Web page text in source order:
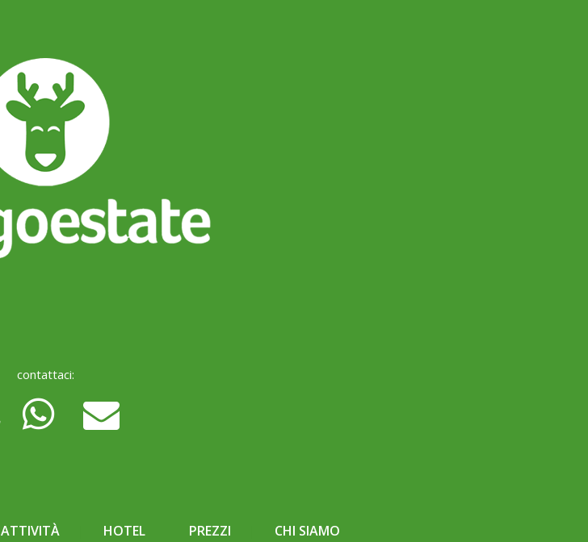
contattaci:
ATTIVITÀ HOTEL PREZZI CHI SIAMO